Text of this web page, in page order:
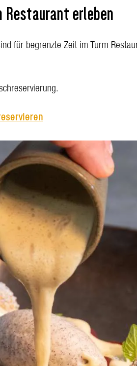
Restaurant erleben
für begrenzte Zeit im Turm